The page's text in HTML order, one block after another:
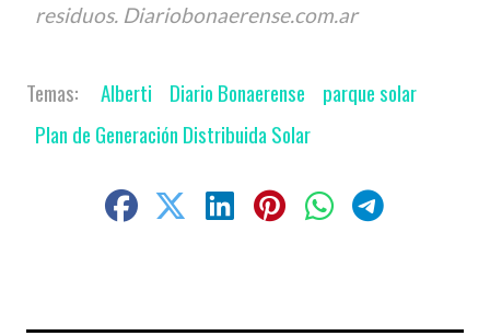
residuos. Diariobonaerense.com.ar
Alberti Diario Bonaerense
parque solar
Plan de Generación Distribuida Solar